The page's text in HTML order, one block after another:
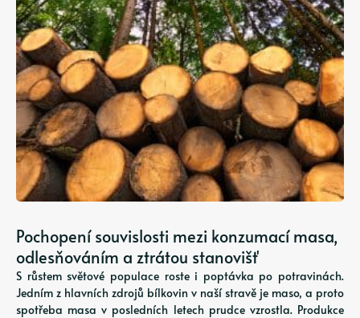
Pochopení souvislosti mezi konzumací masa,
odlesňováním a ztrátou stanovišť
S růstem světové populace roste i poptávka po potravinách.
Jedním z hlavních zdrojů bílkovin v naší stravě je maso, a proto
spotřeba masa v posledních letech prudce vzrostla. Produkce